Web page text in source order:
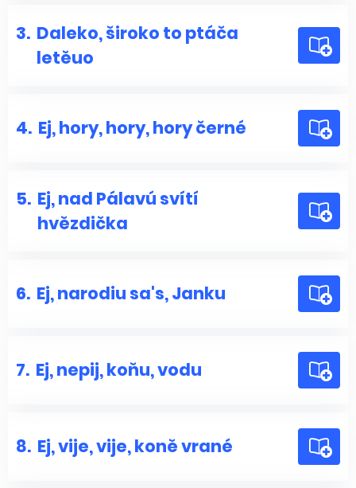
3. Daleko, široko to ptáča
letěuo
4. Ej, hory, hory, hory černé
5. Ej, nad Pálavú svítí
hvězdička
6. Ej, narodiu sa's, Janku
7. Ej, nepij, koňu, vodu
8. Ej, vije, vije, koně vrané